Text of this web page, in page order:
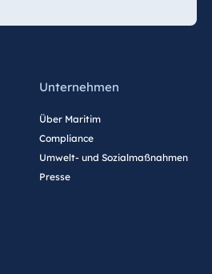
Unternehmen
Über Maritim
Compliance
Umwelt- und Sozialmaßnahmen
Presse